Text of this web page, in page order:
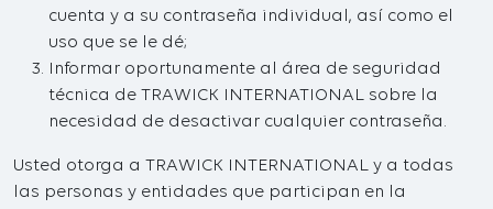
cuenta y a su contraseña individual, así como el
uso que se le dé;
Informar oportunamente al área de seguridad
técnica de TRAWICK INTERNATIONAL sobre la
necesidad de desactivar cualquier contraseña.
Usted otorga a TRAWICK INTERNATIONAL y a todas
las personas y entidades que participan en la